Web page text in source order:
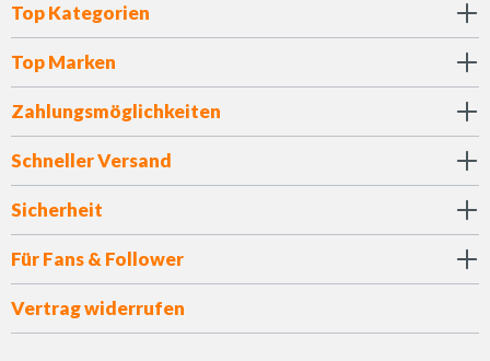
Top Kategorien
Top Marken
Zahlungsmöglichkeiten
Schneller Versand
Sicherheit
Für Fans & Follower
Vertrag widerrufen